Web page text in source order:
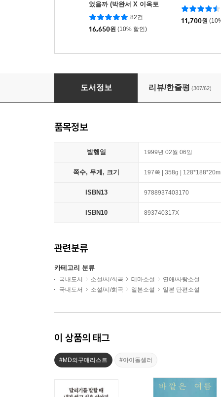
었을까 (박완서 X 이옥토
리커버 특별판)
82건
16,650원 (10% 할인)
11,700원
도서정보 리뷰/한줄평 (307/62)
품목정보
발행일 1999년 02월 06일
쪽수, 무게, 크기 197쪽 | 358g |
ISBN13 9788937403170
ISBN10 893740317X
관련분류
카테고리 분류
국내도서 소설/시/희곡 테마소설
연애/사랑소설
국내도서
소설/시/희곡 일본소설 일본 단편소설
이 상품의 태그
#MD의구매리스트 #아이돌셀러